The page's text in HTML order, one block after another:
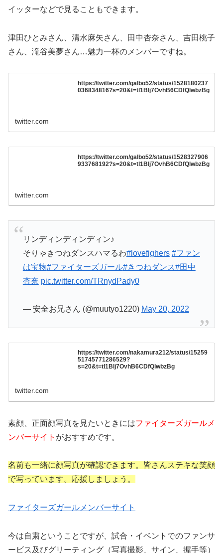
イッターなどで見ることもできます。
津田ひとみさん、清水麻矢さん、田中杏奈さん、吉田桃子
さん、滝谷美夢さん…魅力一杯のメンバーですね。
https://twitter.com/galbo52/status/1528180237
036834816?s=20&t=tl1Blj7OvhB6CDfQlwbzBg
twitter.com
https://twitter.com/galbo52/status/1528327906
933768192?s=20&t=tl1Blj7OvhB6CDfQlwbzBg
twitter.com
リンディンディンディン♪
そりゃきつねダンスハマるわ#lovefighers #ファン
は宝物#ファイターズガール#きつねダンス#田中
杏奈 pic.twitter.com/TRnydPady0
— 安全お兄さん (@muutyo1220) May 20, 2022
https://twitter.com/nakamura212/status/15259
51745771286529?
s=20&t=tl1Blj7OvhB6CDfQlwbzBg
twitter.com
素顔、正面顔写真を見たいときにはファイターズガールメ
ンバーサイト がおすすめです。
名前も一緒に顔写真が確認できます。皆さんステキな笑顔
で写っています。応援しましょう。
ファイターズガールメンバーサイト
今は自粛ということですが、試合・イベントでのファンサ
ービス及びグリーティング（写真撮影、サイン、握手等）